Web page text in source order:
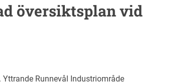
översiktsplan vid
Runnevål Industriområde